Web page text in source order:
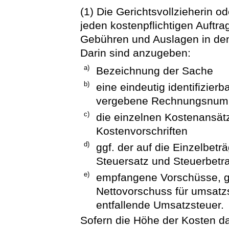
(1) Die Gerichtsvollzieherin
jeden kostenpflichtigen
Gebühren und Auslagen in
Darin sind anzugeben:
a) Bezeichnung der Sache
b)
eine eindeutig
vergebene
c)
die einzelnen
Kostenvorschriften
d)
ggf. der auf die
Steuersatz und
e)
empfangene Vorschüsse,
Nettovorschuss für
entfallende Umsatzsteuer.
Sofern die Höhe der Kosten